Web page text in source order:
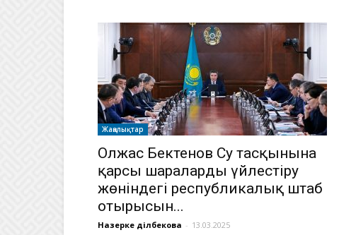
Жаңалықтар
Олжас Бектенов Су тасқынына
қарсы шараларды үйлестіру
жөніндегі республикалық штаб
отырысын...
Назерке Әділбекова - 13.03.2025